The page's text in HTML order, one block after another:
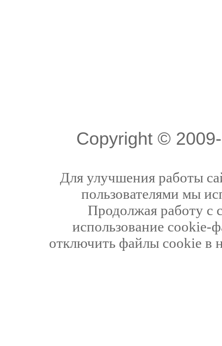
Copyright ©
Для улучшения работы
пользователями мы
Продолжая работу с
использование cookie-
отключить файлы cookie в